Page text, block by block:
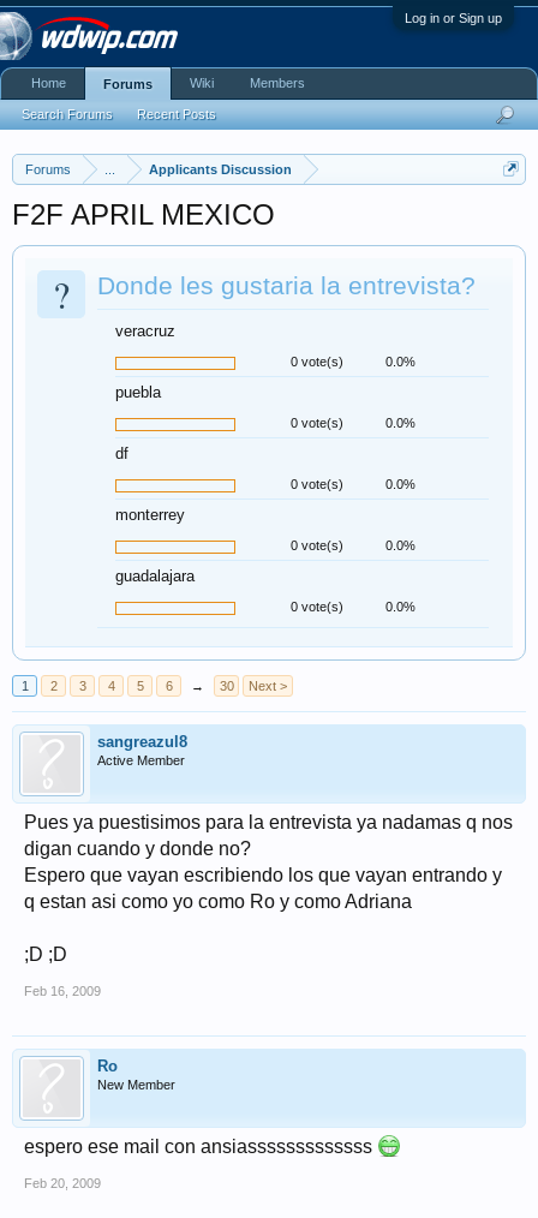
Log in or Sign up
Forums Applicants Discussion
F2F APRIL MEXICO
? Donde les gustaria la entrevista?
veracruz
0 vote(s) 0.0%
puebla
0 vote(s) 0.0%
df
0 vote(s) 0.0%
monterrey
0 vote(s) 0.0%
guadalajara
0 vote(s) 0.0%
1 2 3 4 5 6 → 30 Next >
sangreazul8
Active Member
Pues ya puestisimos para la entrevista ya nadamas q nos
digan cuando y donde no?
Espero que vayan escribiendo los que vayan entrando y
q estan asi como yo como Ro y como Adriana
;D ;D
Feb 16, 2009
Ro
New Member
espero ese mail con ansiasssssssssssss
Feb 20, 2009
Home Forums
Search Forums Recent Posts
Wiki Members